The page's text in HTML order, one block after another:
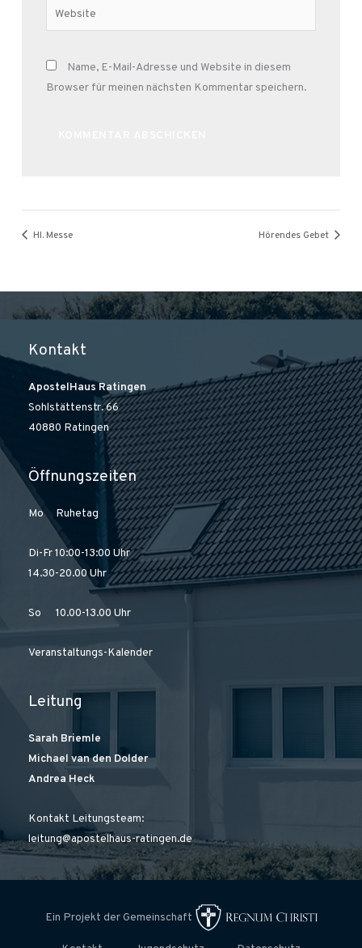
Website
Name, E-Mail-Adresse und Website in diesem
Browser für meinen nächsten Kommentar speichern.
Hl. Messe Hörendes Gebet
Kontakt
ApostelHaus Ratingen
Sohlstättenstr. 66
40880 Ratingen
Öffnungszeiten
Mo Ruhetag
Di-Fr 10:00-13:00 Uhr
14.30-20.00 Uhr
So 10.00-13.00 Uhr
Veranstaltungs-Kalender
Leitung
Sarah Briemle
Michael van den Dolder
Andrea Heck
Kontakt Leitungsteam:
leitung@apostelhaus-ratingen.de
Ein Projekt der Gemeinschaft